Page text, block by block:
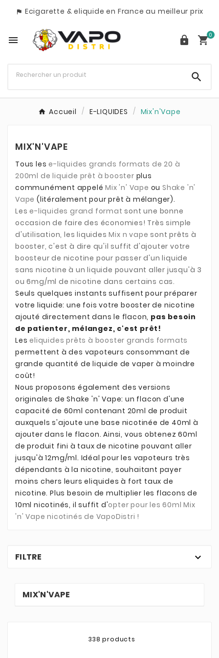
 Ecigarette & eliquide en France au meilleur prix
  0

Accueil E-LIQUIDES Mix'n'Vape
MIX'N'VAPE
Tous lese-liquides grands formats de 20 à
200ml de liquide prêt à booster plus
communément appeléMix 'n' Vape ouShake 'n'
Vape (litéralement pour prêt à mélanger).
Lese-liquidesgrand format sont une bonne
occasion de faire des économies! Très simple
d'utilisation, les liquidesMix n vape sont prêts à
booster, c'est à dire qu'il suffit d'ajouter votre
boosteur de nicotine pour passer d'un liquide
sans nicotine à un liquide pouvant aller jusqu'à 3
ou 6mg/ml de nicotine dans certains cas.
Seuls quelques instants suffisent pour préparer
votre liquide: une fois votre booster de nicotine
ajouté directement dans le flacon, pas besoin
de patienter, mélangez, c'est prêt!
Leseliquides prêts à booster grands formats
permettent à des vapoteurs consommant de
grande quantité de liquide de vaper à moindre
coût!
Nous proposons également des versions
originales de Shake 'n' Vape: un flacon d'une
capacité de 60ml contenant 20ml de produit
auxquels s'ajoute une base nicotinée de 40ml à
ajouter dans le flacon. Ainsi, vous obtenez 60ml
de produit fini à taux de nicotine pouvant aller
jusqu'à 12mg/ml. Idéal pour les vapoteurs très
dépendants à la nicotine, souhaitant payer
moins chers leurs eliquides à fort taux de
nicotine. Plus besoin de multiplier les flacons de
10ml nicotinés, il suffit d'opter pour les 60ml Mix
'n' Vape nicotinés de VapoDistri !
FILTRE 
MIX'N'VAPE
338 products